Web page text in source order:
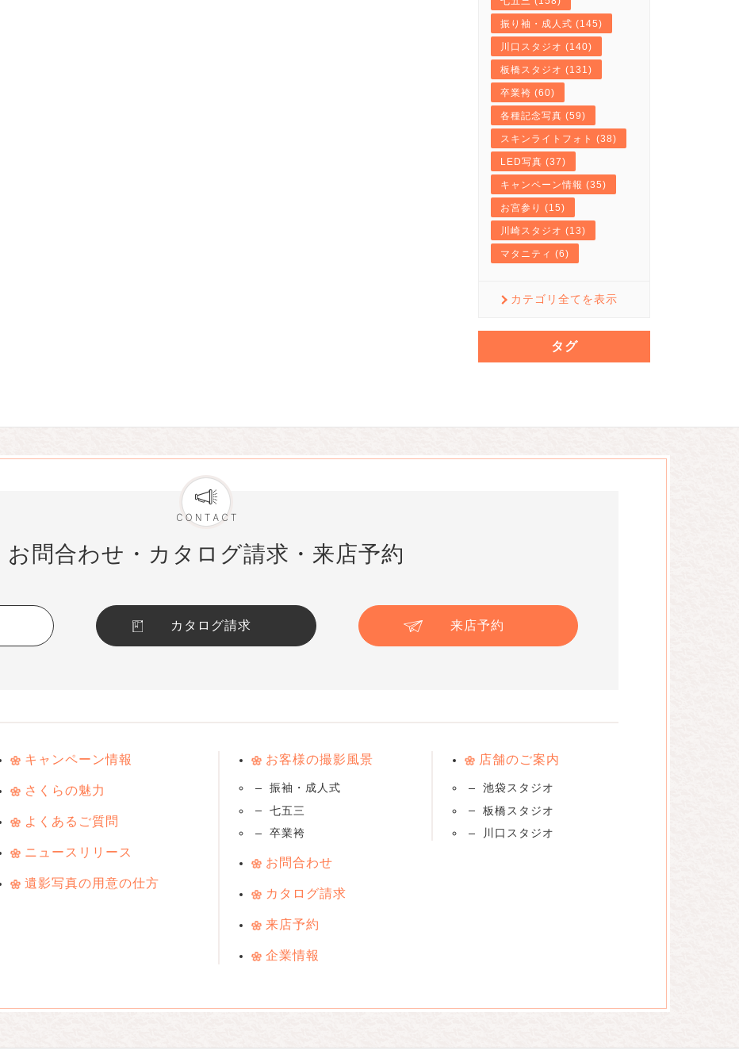
振り袖・成人式 (145)
川口スタジオ (140)
板橋スタジオ (131)
卒業袴 (60)
各種記念写真 (59)
スキンライトフォト (38)
LED写真 (37)
キャンペーン情報 (35)
お宮参り (15)
川崎スタジオ (13)
マタニティ (6)
カテゴリ全てを表示
タグ
お問合わせ・カタログ請求・来店予約
カタログ請求 来店予約
キャンペーン情報
さくらの魅力
よくあるご質問
ニュースリリース
遺影写真の用意の仕方
お客様の撮影風景
振袖・成人式
七五三
卒業袴
お問合わせ
カタログ請求
来店予約
企業情報
店舗のご案内
池袋スタジオ
板橋スタジオ
川口スタジオ